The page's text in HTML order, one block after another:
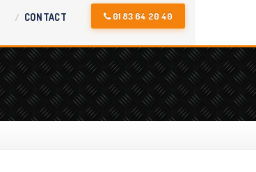
CONTACT 01 83 64 20 40